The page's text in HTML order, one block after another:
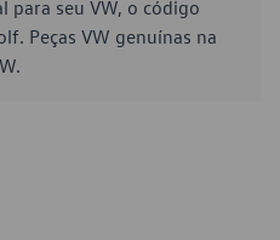
para seu VW, o código
Peças VW genuínas na